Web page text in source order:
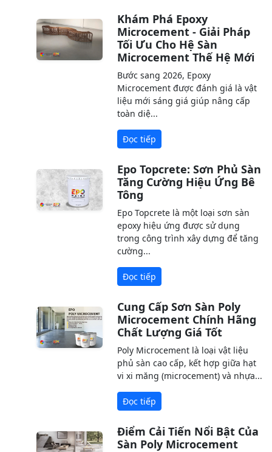
Khám Phá Epoxy
Microcement - Giải Pháp
Tối Ưu Cho Hệ Sàn
Microcement Thế Hệ Mới
Bước sang 2026, Epoxy
Microcement được đánh giá là vật
liệu mới sáng giá giúp nâng cấp
toàn diệ...
Đọc tiếp
Epo Topcrete: Sơn Phủ Sàn
Tăng Cường Hiệu Ứng Bê
Tông
Epo Topcrete là một loại sơn sàn
epoxy hiệu ứng được sử dụng
trong công trình xây dựng để tăng
cường...
Đọc tiếp
Cung Cấp Sơn Sàn Poly
Microcement Chính Hãng
Chất Lượng Giá Tốt
Poly Microcement là loại vật liệu
phủ sàn cao cấp, kết hợp giữa hạt
vi xi măng (microcement) và nhựa...
Đọc tiếp
Điểm Cải Tiến Nổi Bật Của
Sàn Poly Microcement